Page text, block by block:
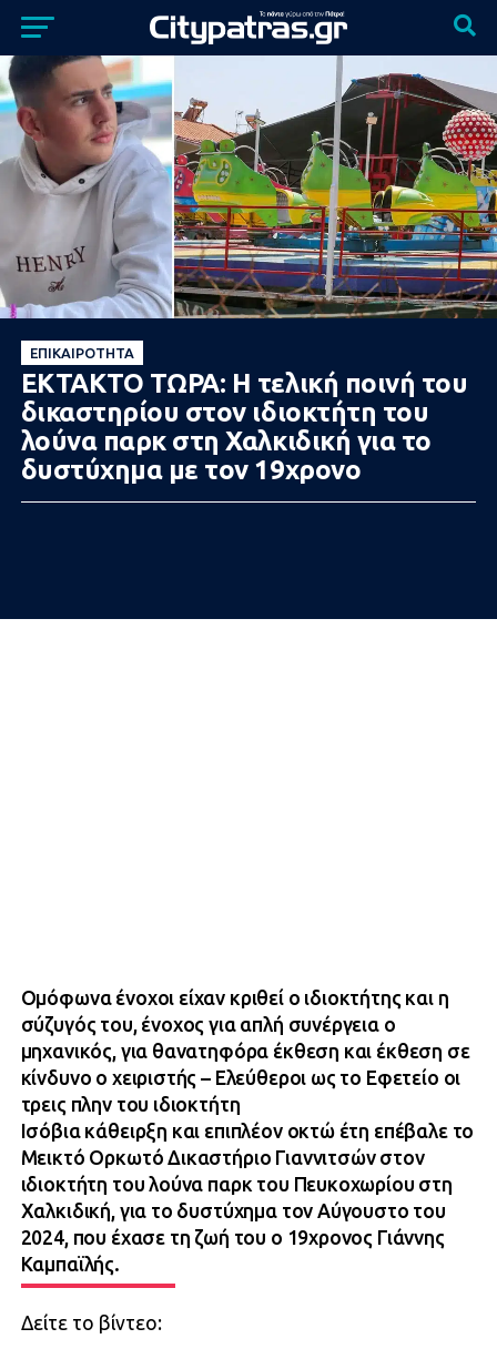
ΕΠΙΚΑΙΡΌΤΗΤΑ
ΕΚΤΑΚΤΟ ΤΩΡΑ: Η τελική ποινή του
δικαστηρίου στον ιδιοκτήτη του
λούνα παρκ στη Χαλκιδική για το
δυστύχημα με τον 19χρονο
Ομόφωνα ένοχοι είχαν κριθεί ο ιδιοκτήτης και η
σύζυγός του, ένοχος για απλή συνέργεια ο
μηχανικός, για θανατηφόρα έκθεση και έκθεση σε
κίνδυνο ο χειριστής – Ελεύθεροι ως το Εφετείο οι
τρεις πλην του ιδιοκτήτη
Ισόβια κάθειρξη και επιπλέον οκτώ έτη επέβαλε το
Μεικτό Ορκωτό Δικαστήριο Γιαννιτσών στον
ιδιοκτήτη του λούνα παρκ του Πευκοχωρίου στη
Χαλκιδική, για το δυστύχημα τον Αύγουστο του
2024, που έχασε τη ζωή του ο 19χρονος Γιάννης
Καμπαϊλής.
Δείτε το βίντεο: